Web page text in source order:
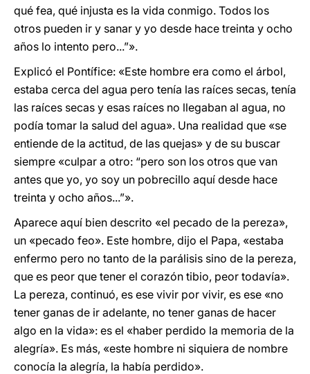
qué fea, qué injusta es la vida conmigo. Todos los
otros pueden ir y sanar y yo desde hace treinta y ocho
años lo intento pero...”».
Explicó el Pontífice: «Este hombre era como el árbol,
estaba cerca del agua pero tenía las raíces secas, tenía
las raíces secas y esas raíces no llegaban al agua, no
podía tomar la salud del agua». Una realidad que «se
entiende de la actitud, de las quejas» y de su buscar
siempre «culpar a otro: “pero son los otros que van
antes que yo, yo soy un pobrecillo aquí desde hace
treinta y ocho años...”».
Aparece aquí bien descrito «el pecado de la pereza»,
un «pecado feo». Este hombre, dijo el Papa, «estaba
enfermo pero no tanto de la parálisis sino de la pereza,
que es peor que tener el corazón tibio, peor todavía».
La pereza, continuó, es ese vivir por vivir, es ese «no
tener ganas de ir adelante, no tener ganas de hacer
algo en la vida»: es el «haber perdido la memoria de la
alegría». Es más, «este hombre ni siquiera de nombre
conocía la alegría, la había perdido».